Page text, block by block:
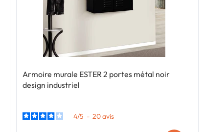
Armoire murale ESTER 2 portes métal noir
design industriel
4/5 - 20avis